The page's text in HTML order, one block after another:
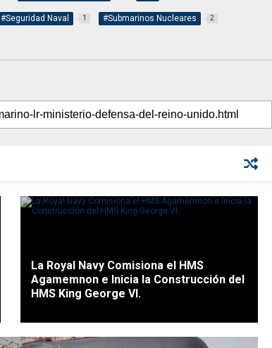
#Seguridad Naval 1 #Submarinos Nucleares 2
La Royal Navy Comisiona el HMS
Agamemnon e Inicia la Construcción del
HMS King George VI.